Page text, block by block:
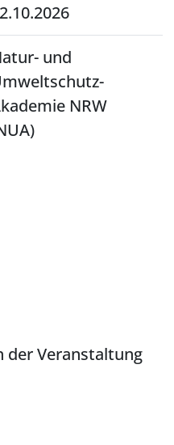
und
NRW
der Veranstaltung